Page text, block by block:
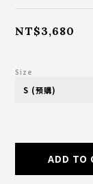
NT$3,680
Size
ADD TO